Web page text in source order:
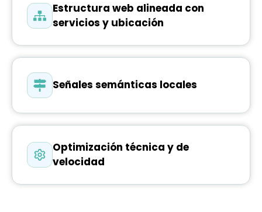
Estructura web alineada con
servicios y ubicación
Señales semánticas locales
Optimización técnica y de
velocidad